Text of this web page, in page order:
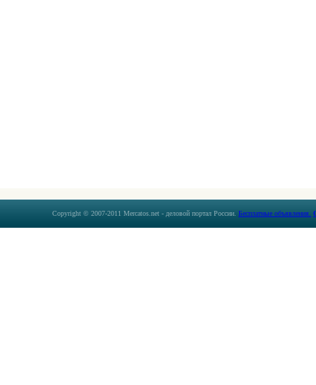
Copyright © 2007-2011 Mercatos.net - деловой портал России. Бесплатные объявления.